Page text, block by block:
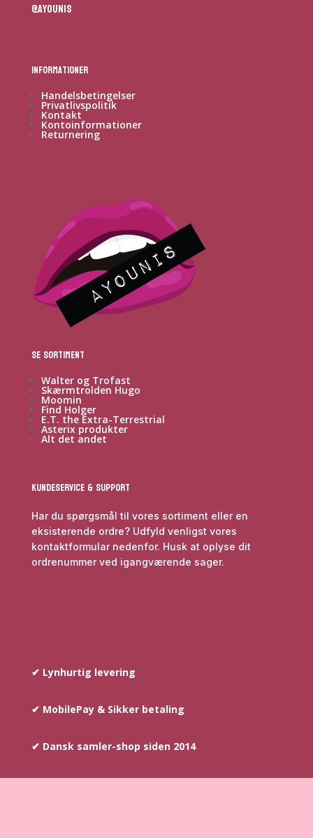
@ayounis
Informationer
Handelsbetingelser
Privatlivspolitik
Kontakt
Kontoinformationer
Returnering
Se sortiment
Walter og Trofast
Skærmtrolden Hugo
Moomin
Find Holger
E.T. the Extra-Terrestrial
Asterix produkter
Alt det andet
Kundeservice & Support
Har du spørgsmål til vores sortiment eller en
eksisterende ordre? Udfyld venligst vores
kontaktformular nedenfor. Husk at oplyse dit
ordrenummer ved igangværende sager.
✔ Lynhurtig levering
✔ MobilePay & Sikker betaling
✔ Dansk samler-shop siden 2014